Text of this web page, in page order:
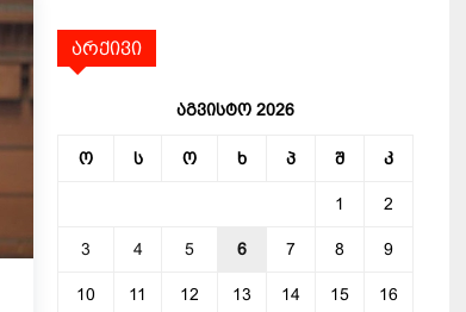
არქივი
აგვისტო 2026
ო ს ო ხ პ შ კ
1 2
3 4 5 6 7 8 9
10 11 12 13 14 15 16